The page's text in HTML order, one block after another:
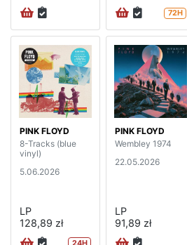
72H
PINK FLOYD
8-Tracks (blue
vinyl)
5.06.2026
LP
128,89 zł
PINK FLOYD
Wembley 1974
22.05.2026
LP
91,89 zł